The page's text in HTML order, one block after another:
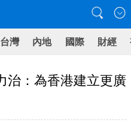
台灣 內地 國際 財經
治：為香港建立更廣